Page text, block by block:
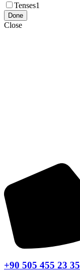
Tenses1
Done
Close
+90 505 455 23 35